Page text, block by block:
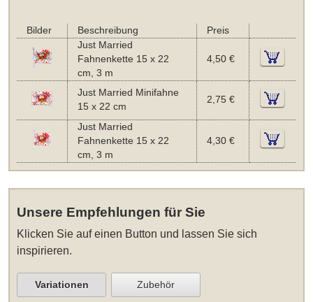
Bilder Beschreibung
Preis
Just Married
Fahnenkette 15 x 22
cm, 3 m
4,50 €
Just Married Minifahne
15 x 22 cm
2,75 €
Just Married
Fahnenkette 15 x 22
cm, 3 m
4,30 €
Unsere Empfehlungen für Sie
Klicken Sie auf einen Button und lassen Sie sich
inspirieren.
Variationen Zubehör